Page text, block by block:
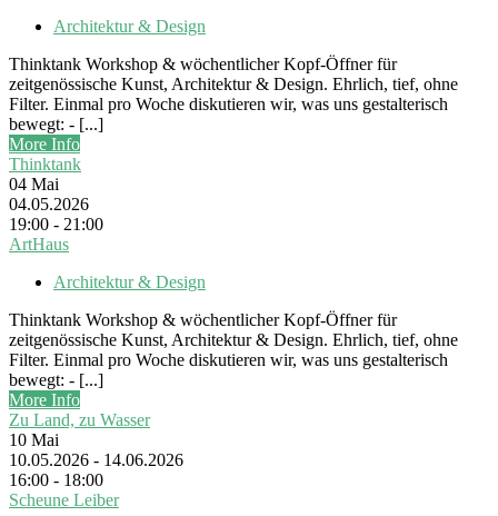
Architektur & Design
Thinktank Workshop & wöchentlicher Kopf-Öffner für
zeitgenössische Kunst, Architektur & Design. Ehrlich, tief, ohne
Filter. Einmal pro Woche diskutieren wir, was uns gestalterisch
bewegt: - [...]
More Info
Thinktank
04 Mai
04.05.2026
19:00 - 21:00
ArtHaus
Architektur & Design
Thinktank Workshop & wöchentlicher Kopf-Öffner für
zeitgenössische Kunst, Architektur & Design. Ehrlich, tief, ohne
Filter. Einmal pro Woche diskutieren wir, was uns gestalterisch
bewegt: - [...]
More Info
Zu Land, zu Wasser
10 Mai
10.05.2026 - 14.06.2026
16:00 - 18:00
Scheune Leiber